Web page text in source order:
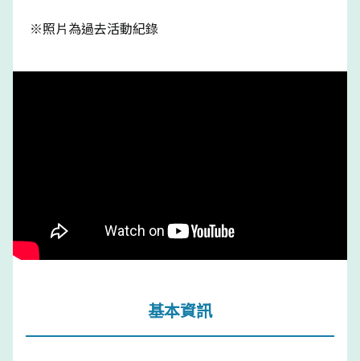
※照片為過去活動紀錄
基本資訊